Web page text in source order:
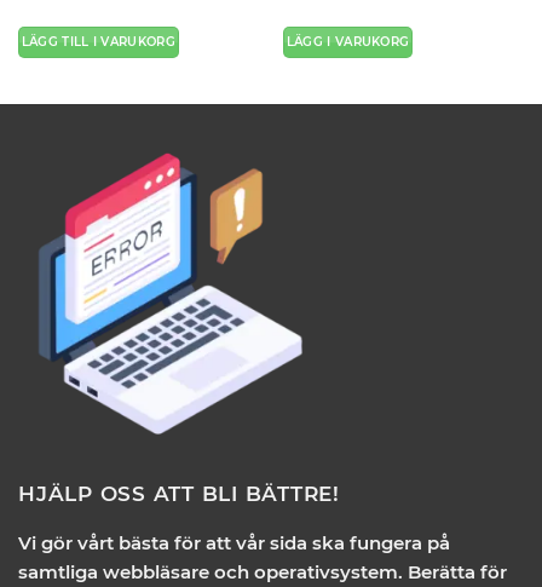
LÄGG TILL I VARUKORG LÄGG I VARUKORG
HJÄLP OSS ATT BLI BÄTTRE!
Vi gör vårt bästa för att vår sida ska fungera på
samtliga webbläsare och operativsystem. Berätta för